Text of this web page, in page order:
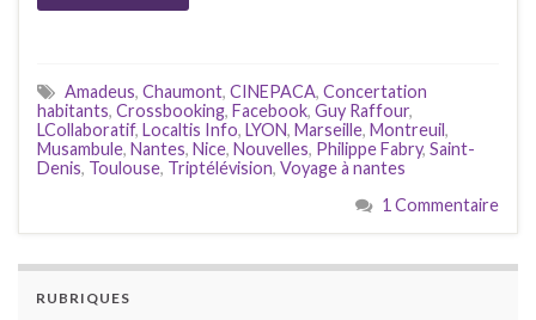
Amadeus, Chaumont, CINEPACA, Concertation
habitants, Crossbooking, Facebook, Guy Raffour,
LCollaboratif, Localtis Info, LYON, Marseille, Montreuil,
Musambule, Nantes, Nice, Nouvelles, Philippe Fabry, Saint-
Denis, Toulouse, Triptélévision, Voyage à nantes
1 Commentaire
RUBRIQUES